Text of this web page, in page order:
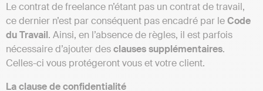
Le contrat de freelance n’étant pas un contrat de travail,
ce dernier n’est par conséquent pas encadré par leCode
du Travail. Ainsi, en l’absence de règles, il est parfois
nécessaire d’ajouter desclausessupplémentaires.
Celles-ci vous protégeront vous et votre client.
La clause de confidentialité